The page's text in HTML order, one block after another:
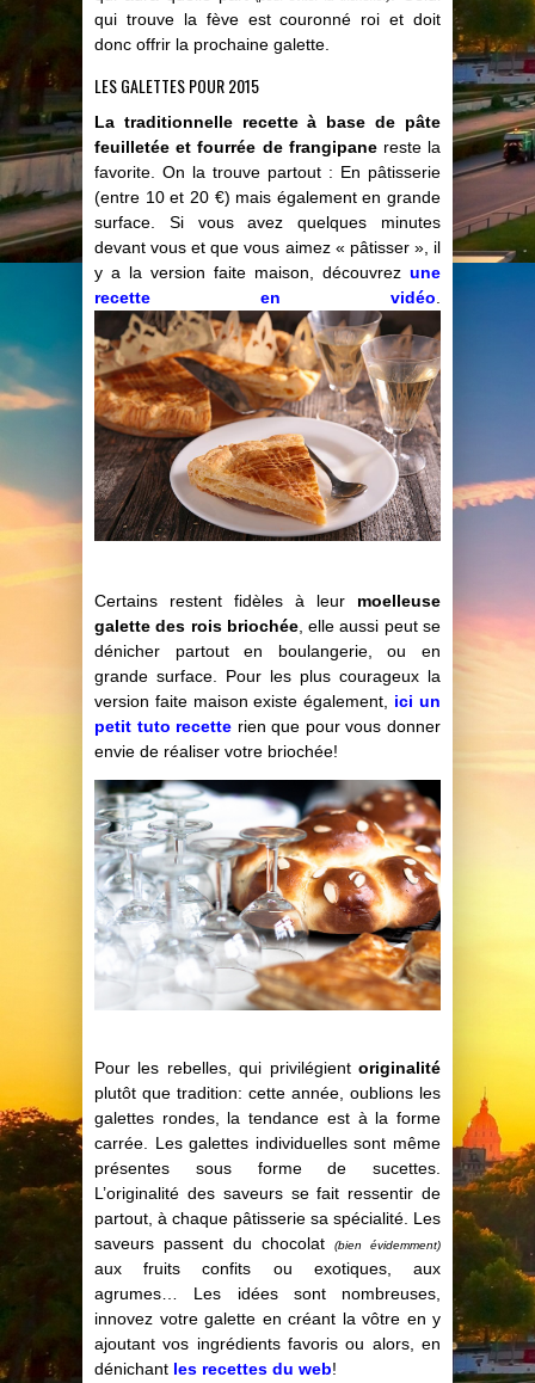
qui trouve la fève est couronné roi et doit
donc offrir la prochaine galette.
LES GALETTES POUR 2015
La traditionnelle recette à base de pâte
feuilletée et fourrée de frangipane reste la
favorite. On la trouve partout : En pâtisserie
(entre 10 et 20 €) mais également en grande
surface. Si vous avez quelques minutes
devant vous et que vous aimez « pâtisser », il
y a la version faite maison, découvrez une
recette en vidéo
Certains restent fidèles à leur moelleuse
galette des rois briochée, elle aussi peut se
dénicher partout en boulangerie, ou en
grande surface. Pour les plus courageux la
version faite maison existe également, ici un
petit tuto recette rien que pour vous donner
envie de réaliser votre briochée!
Pour les rebelles, qui privilégient originalité
plutôt que tradition: cette année, oublions les
galettes rondes, la tendance est à la forme
carrée. Les galettes individuelles sont même
présentes sous forme de sucettes.
L’originalité des saveurs se fait ressentir de
partout, à chaque pâtisserie sa spécialité. Les
saveurs passent du chocolat
(bien évidemment)
aux fruits confits ou exotiques, aux
agrumes… Les idées sont nombreuses,
innovez votre galette en créant la vôtre en y
ajoutant vos ingrédients favoris ou alors, en
dénichant les recettes du web!